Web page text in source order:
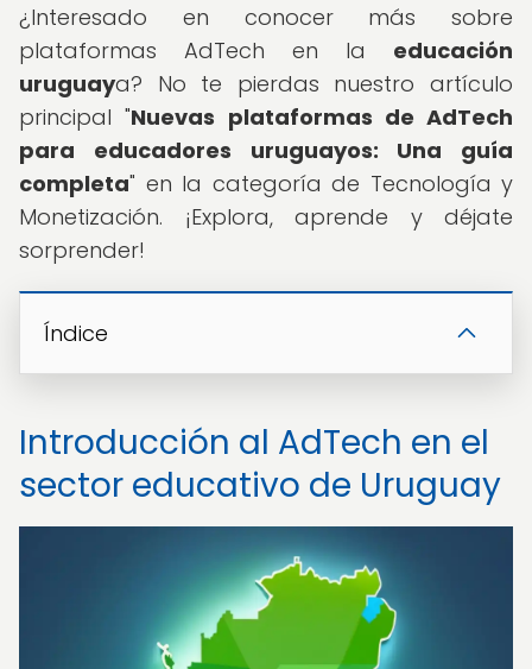
¿Interesado en conocer más sobre
plataformas AdTech en la educación
uruguaya? No te pierdas nuestro artículo
principal "Nuevas plataformas de AdTech
para educadores uruguayos: Una guía
completa" en la categoría de Tecnología y
Monetización. ¡Explora, aprende y déjate
sorprender!
Índice
Introducción al AdTech en el
sector educativo de Uruguay